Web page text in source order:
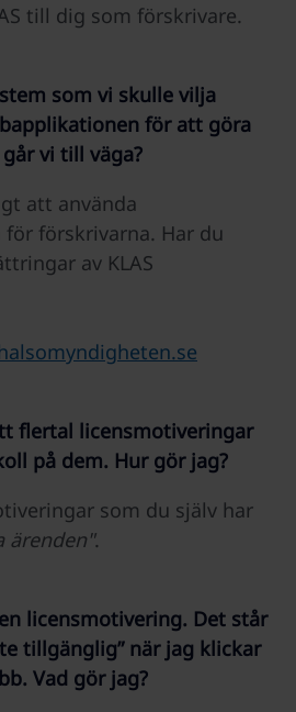
till dig som förskrivare.
som vi skulle vilja
för att göra
vi till väga?
att använda
förskrivarna. Har du
av KLAS
flertal licensmotiveringar
på dem. Hur gör jag?
som du själv har
ärenden".
licensmotivering. Det står
tillgänglig” när jag klickar
Vad gör jag?